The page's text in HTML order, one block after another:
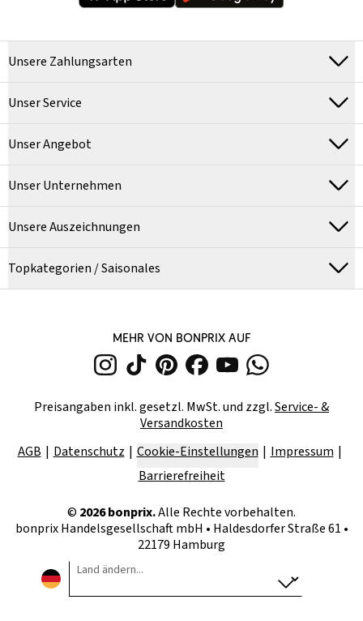
Unsere Zahlungsarten
Unser Service
Unser Angebot
Unser Unternehmen
Unsere Auszeichnungen
Topkategorien / Saisonales
MEHR VON BONPRIX AUF
Preisangaben inkl. gesetzl. MwSt. und zzgl.Service- &
Versandkosten
AGB
Datenschutz Cookie-Einstellungen
Impressum
Barrierefreiheit
© 2026bonprix.Alle Rechte vorbehalten.
bonprix Handelsgesellschaft mbH • Haldesdorfer Straße 61 •
22179 Hamburg
Land ändern...